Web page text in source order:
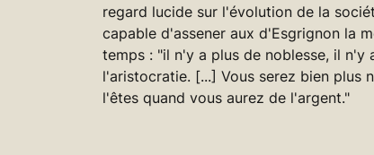
regard lucide sur l'évolution de la
capable d'assener aux d'Esgrignon la
temps : "il n'y a plus de noblesse, il n'y
l'aristocratie. [...] Vous serez bien plus
l'êtes quand vous aurez de l'argent."